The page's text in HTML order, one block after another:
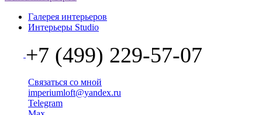
Галерея интерьеров
Интерьеры Studio
+7 (499) 229-57-07
Связаться со мной
imperiumloft@yandex.ru
Telegram